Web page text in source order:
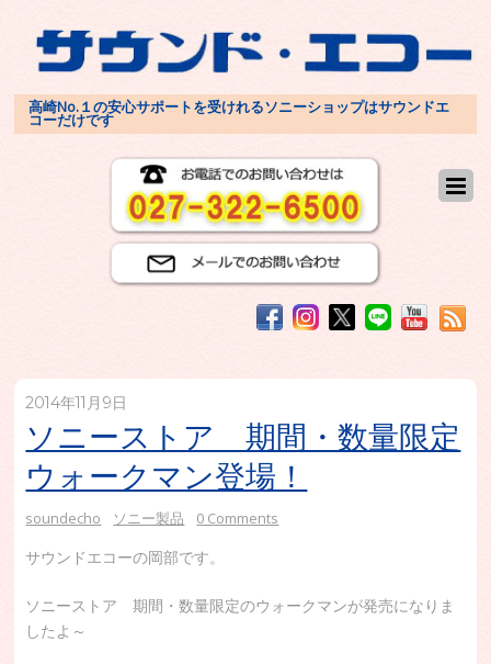
高崎No.１の安心サポートを受けれるソニーショップはサウンドエ
コーだけです
2014年11月9日
ソニーストア 期間・数量限定
ウォークマン登場！
soundecho ソニー製品 0 Comments
サウンドエコーの岡部です。
ソニーストア 期間・数量限定のウォークマンが発売になりま
したよ～